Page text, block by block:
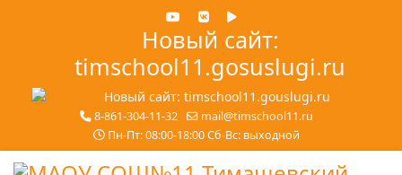
Новый сайт:
timschool11.gosuslugi.ru
8-861-304-11-32
mail@timschool11.ru
Пн-Пт: 08:00-18:00 Сб-Вс: выходной